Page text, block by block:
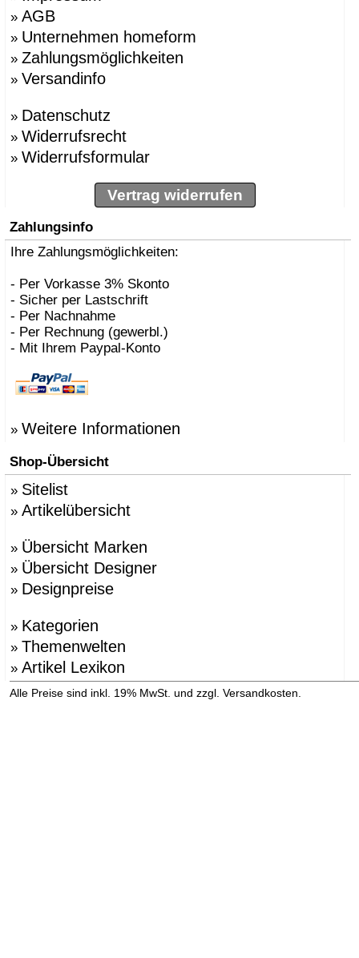
» AGB
» Unternehmen homeform
» Zahlungsmöglichkeiten
» Versandinfo
» Datenschutz
» Widerrufsrecht
» Widerrufsformular
Vertrag widerrufen
Zahlungsinfo
Ihre Zahlungsmöglichkeiten:
- Per Vorkasse 3% Skonto
- Sicher per Lastschrift
- Per Nachnahme
- Per Rechnung (gewerbl.)
- Mit Ihrem Paypal-Konto
» Weitere Informationen
Shop-Übersicht
» Sitelist
» Artikelübersicht
» Übersicht Marken
» Übersicht Designer
» Designpreise
» Kategorien
» Themenwelten
» Artikel Lexikon
Alle Preise sind inkl. 19% MwSt. und zzgl. Versandkosten.